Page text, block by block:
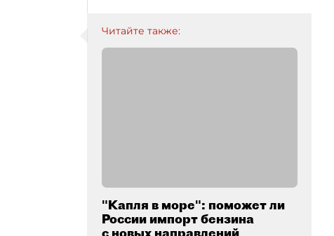
Читайте также:
"Капля в море": поможет ли
России импорт бензина